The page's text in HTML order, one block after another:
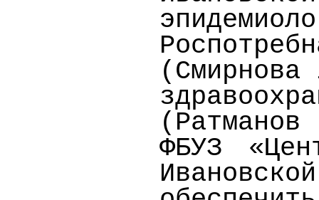
ФБУЗ